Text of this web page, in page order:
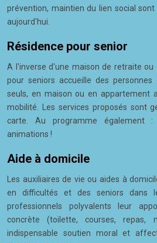
prévention, maintien du lien social
aujourd'hui.
Résidence pour senior
A l'inverse d'une maison de retraite ou
pour seniors accueille des
seuls, en maison ou en appartement
mobilité. Les services proposés sont
carte. Au programme également :
animations !
Aide à domicile
Les auxiliaires de vie ou aides à
en difficultés et des seniors dans
professionnels polyvalents leur
concrète (toilette, courses, repas,
indispensable soutien moral et